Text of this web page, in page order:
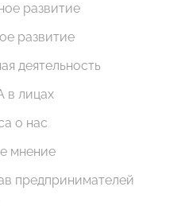
развитие
развитие
деятельность
в лицах
о нас
мнение
предпринимателей